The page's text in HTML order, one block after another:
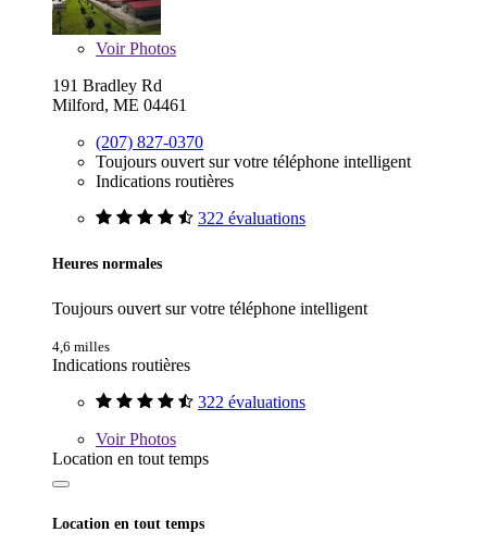
VoirPhotos
191 Bradley Rd
Milford, ME 04461
(207) 827-0370
Toujours ouvert sur votre téléphone intelligent
Indications routières
322 évaluations
Heures normales
Toujours ouvert sur votre téléphone intelligent
4,6 milles
Indications routières
322 évaluations
VoirPhotos
Location en tout temps
Location en tout temps